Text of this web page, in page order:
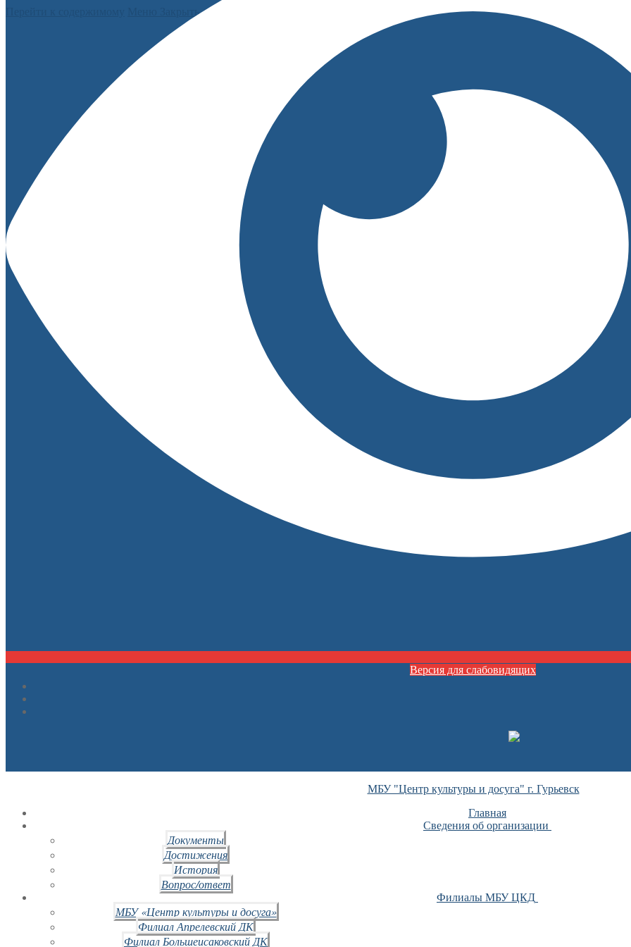
Закрыть
Версия для слабовидящих
МБУ "Центр культуры и досуга" г. Гурьевск
Главная
Сведения об организации
Документы
Достижения
История
Вопрос/ответ
Филиалы МБУ ЦКД
МБУ «Центр культуры и досуга»
Филиал Апрелевский ДК
Филиал Большеисаковский ДК